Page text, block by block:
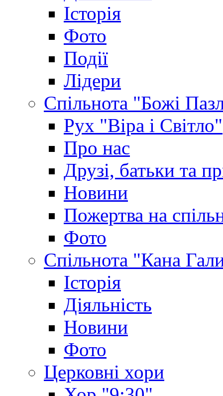
Історія
Фото
Події
Лідери
Спільнота "Божі
Рух "Віра і Світло"
Про нас
Друзі, батьки та
Новини
Пожертва на
Фото
Спільнота "Кана
Історія
Діяльність
Новини
Фото
Церковні хори